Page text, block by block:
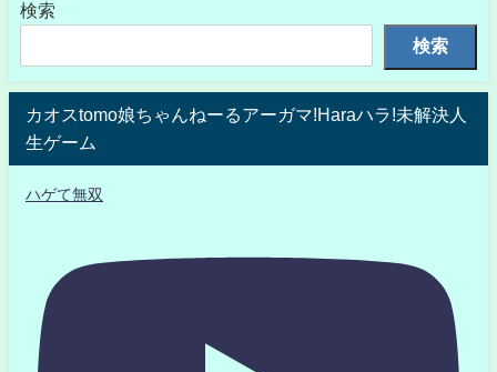
検索
検索
カオスtomo娘ちゃんねーるアーガマ!Haraハラ!未解決人
生ゲーム
ハゲて無双